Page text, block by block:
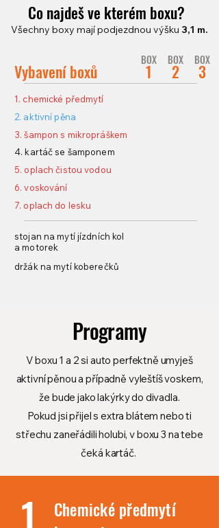
Co najdeš ve kterém boxu?
Všechny boxy mají podjezdnou výšku 3,1 m.
Vybavení boxů 1
BOX
2
BOX
3
BOX
1. chemické předmytí
2. aktivní pěna
3. šampon s mikropráškem
4. kartáč se šamponem
5. oplach čistou vodou
6. voskování
7. oplach do lesku
stojan na mytí jízdních kol
a motorek
držák na mytí koberečků
Programy
V boxu 1 a 2 si auto perfektně umyješ
aktivní pěnou a případně vyleštíš voskem,
že bude jako lakýrky do divadla.
Pokud jsi přijel s extra blátem nebo ti
střechu zaneřádili holubi, v boxu 3 na tebe
čeká kartáč.
1
Chemické předmytí